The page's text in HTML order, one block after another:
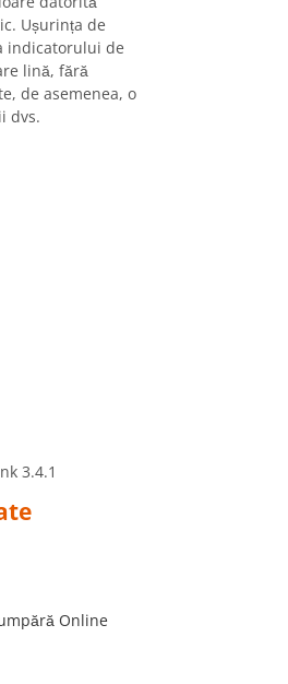
Ușurința de
indicatorului de
lină, fără
de asemenea, o
dvs.
Online